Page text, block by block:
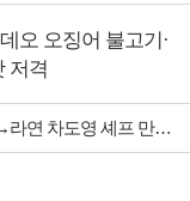
오 오징어 불고기·
저격
차도영 셰프 만난다